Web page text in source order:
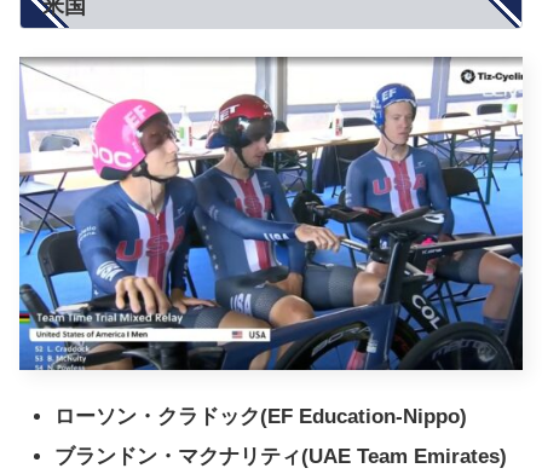
米国
ローソン・クラドック(EF Education-Nippo)
ブランドン・マクナリティ(UAE Team Emirates)